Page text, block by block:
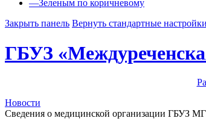
—Зеленым по коричневому
Закрыть панель Вернуть стандартные настройки
ГБУЗ
Новости
Сведения о медицинской организации ГБУЗ